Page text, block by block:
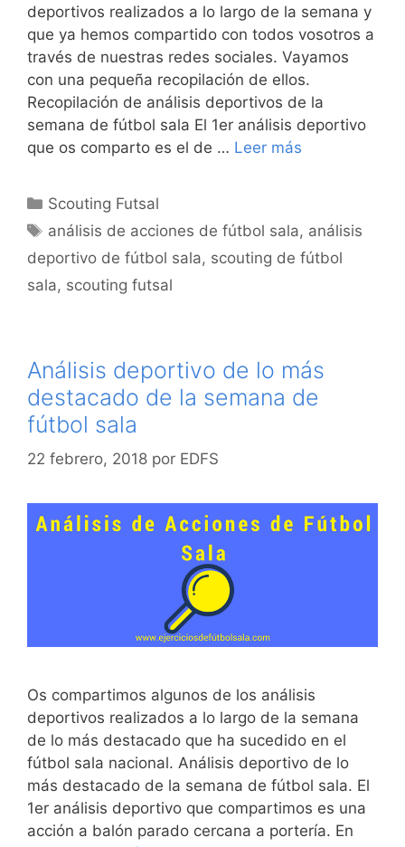
deportivos realizados a lo largo de la semana y
que ya hemos compartido con todos vosotros a
través de nuestras redes sociales. Vayamos
con una pequeña recopilación de ellos.
Recopilación de análisis deportivos de la
semana de fútbol sala El 1er análisis deportivo
que os comparto es el de … Leer más
Categorías
Scouting Futsal
Etiquetas
análisis de acciones de fútbol sala, análisis
deportivo de fútbol sala, scouting de fútbol
sala, scouting futsal
Análisis deportivo de lo más
destacado de la semana de
fútbol sala
22 febrero, 2018 por EDFS
Os compartimos algunos de los análisis
deportivos realizados a lo largo de la semana
de lo más destacado que ha sucedido en el
fútbol sala nacional. Análisis deportivo de lo
más destacado de la semana de fútbol sala. El
1er análisis deportivo que compartimos es una
acción a balón parado cercana a portería. En